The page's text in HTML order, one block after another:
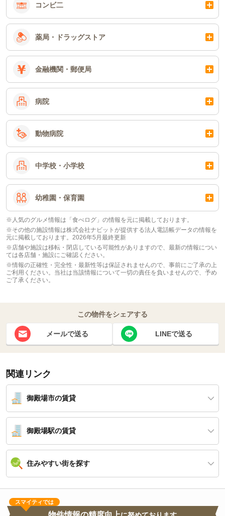
コンビ二
薬局・ドラッグストア
金融機関・郵便局
病院
動物病院
中学校・小学校
幼稚園・保育園
※人気のグルメ情報は「食べログ」の情報を元に掲載しております。
※その他の施設情報は株式会社ナビットが提供する法人電話帳データの情報を
元に掲載しております。2026年5月最終更新
※店舗や施設は移転・閉店している可能性がありますので、最新の情報につい
ては各店舗・施設にご確認ください。
※情報の正確性・完全性・最新性等は保証されませんので、事前にご了承の上
ご利用ください。当社は当該情報について一切の責任を負いませんので、予め
ご了承ください。
この物件をシェアする
メールで送る LINEで送る
関連リンク
御殿場市の賃貸
御殿場駅の賃貸
住みやすい街を探す
スマイティでは